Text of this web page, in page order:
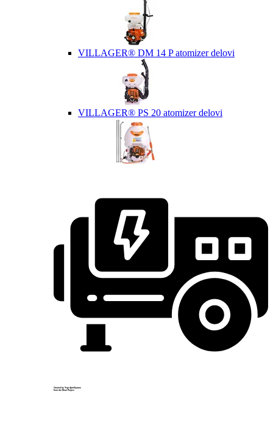
VILLAGER® DM 14 P atomizer delovi
VILLAGER® PS 20 atomizer delovi
Created by Yogi Aprelliyanto
from the Noun Project